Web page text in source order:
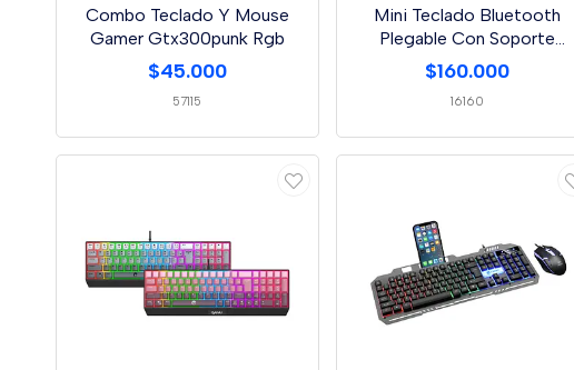
Combo Teclado Y Mouse
Gamer Gtx300punk Rgb
$45.000
57115
Mini Teclado Bluetooth
Plegable Con Soporte
Magnético
$160.000
16160